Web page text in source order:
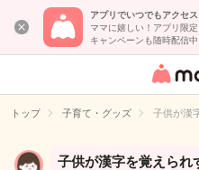
アプリでいつでもアクセス
ママに嬉しい！アプリ限定
キャンペーンも随時配信中
女性専
イト
トップ 子育て・グッズ 子供が漢
子供が漢字を覚えられ